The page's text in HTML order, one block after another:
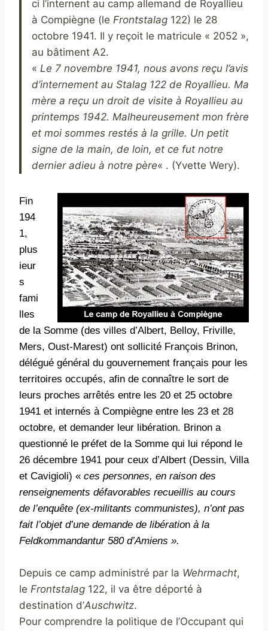
ci l’internent au camp allemand de Royallieu
à Compiègne (le Frontstalag 122) le 28
octobre 1941. Il y reçoit le matricule « 2052 »,
au bâtiment A2.
« Le 7 novembre 1941, nous avons reçu l’avis
d’internement au Stalag 122 de Royallieu. Ma
mère a reçu un droit de visite à Royallieu au
printemps 1942. Malheureusement mon frère
et moi sommes restés à la grille. Un petit
signe de la main, de loin, et ce fut notre
dernier adieu à notre père« . (Yvette Wery).
Fin
194
1,
plus
ieur
s
fami
lles
de la Somme (des villes d’Albert, Belloy, Friville,
Mers, Oust-Marest) ont sollicité François Brinon,
délégué général du gouvernement français pour les
territoires occupés, afin de connaître le sort de
leurs proches arrêtés entre les 20 et 25 octobre
1941 et internés à Compiègne entre les 23 et 28
octobre, et demander leur libération. Brinon a
questionné le préfet de la Somme qui lui répond le
26 décembre 1941 pour ceux d’Albert (Dessin, Villa
et Cavigioli) « ces personnes, en raison des
renseignements défavorables recueillis au cours
de l’enquête (ex-militants communistes), n’ont pas
fait l’objet d’une demande de libération à la
Feldkommandantur 580 d’Amiens ».
Depuis ce camp administré par la Wehrmacht,
le Frontstalag 122, il va être déporté à
destination d’Auschwitz.
Pour comprendre la politique de l’Occupant qui